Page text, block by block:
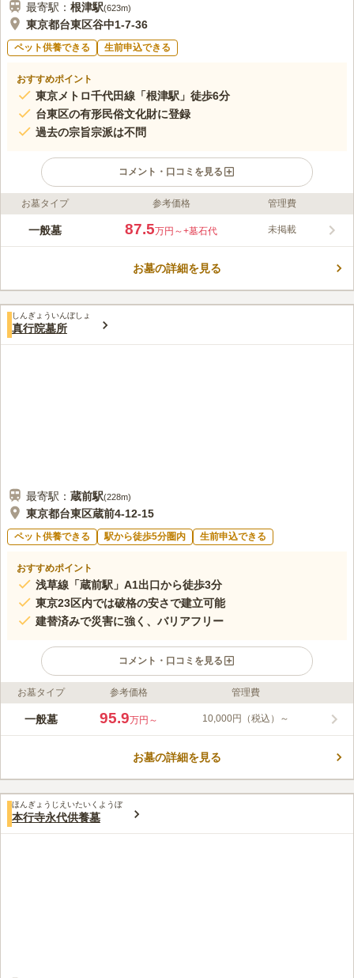
最寄駅： 根津駅(623m)
東京都台東区谷中1-7-36
ペット供養できる 生前申込できる
おすすめポイント
東京メトロ千代田線「根津駅」徒歩6分
台東区の有形民俗文化財に登録
過去の宗旨宗派は不問
コメント・口コミを見る
ライフドット編集部のコメント
最寄りの東京メトロ千代田線「根津駅」から徒歩8分と、お参り
め、多くの人々に親しまれています。また、主に明治期に奉納さ
口コミ評価
この霊園はまだ誰からも評価されていません。
お墓タイプ 参考価格 管理費
一般墓 87.5万円～+墓石代 未掲載
お墓の詳細を見る
しんぎょういんぼしょ
真行院墓所
最寄駅： 蔵前駅(228m)
東京都台東区蔵前4-12-15
ペット供養できる 駅から徒歩5分圏内 生前申込できる
おすすめポイント
浅草線「蔵前駅」A1出口から徒歩3分
東京23区内では破格の安さで建立可能
建替済みで災害に強く、バリアフリー
コメント・口コミを見る
ライフドット編集部のコメント
真行院は、1617年（元和2年）に真行上人によって創建された寺
は、災害に強く、バリアフリーで車いすでもご本尊にお参りでき
口コミ評価
この霊園はまだ誰からも評価されていません。
お墓タイプ 参考価格 管理費
一般墓 95.9万円～ 10,000円（税込）～
お墓の詳細を見る
ほんぎょうじえいたいくようぼ
本行寺永代供養墓